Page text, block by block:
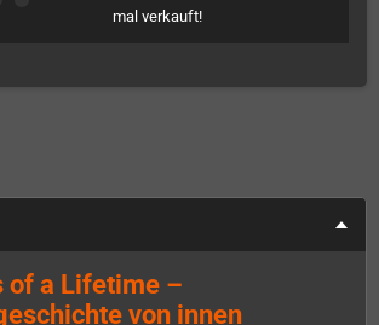
mal verkauft!
of a Lifetime –
von innen